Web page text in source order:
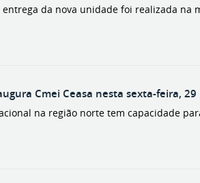
entrega da nova unidade foi realizada
Cmei Ceasa nesta sexta-feira, 29
na região norte tem capacidade